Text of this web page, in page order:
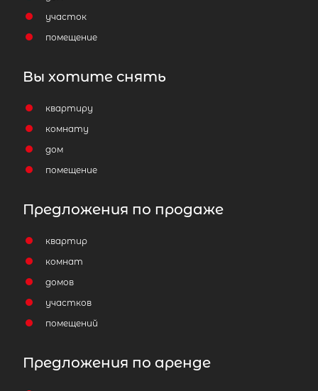
Популярное
участок
помещение
Вы хотите снять
квартиру
комнату
дом
помещение
Предложения по продаже
квартир
комнат
домов
участков
помещений
Предложения по аренде